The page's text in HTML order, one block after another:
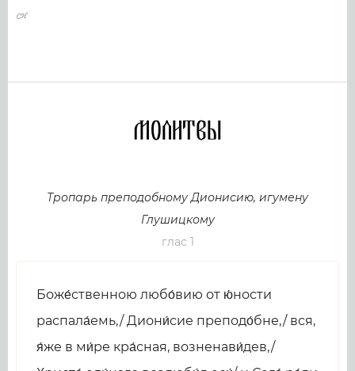
Молитвы
Тропарь преподобному Дионисию, игумену
Глушицкому
глас 1
Боже́ственною любо́вию от ю́ности
распала́емь,/ Диони́сие преподо́бне,/ вся,
я́же в ми́ре кра́сная, возненави́дев,/